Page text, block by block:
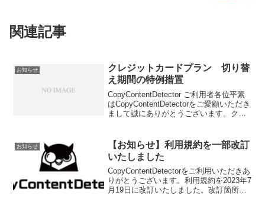
関連記事
お知らせ
クレジットカードプラン 切り替
え期間の特例措置
CopyContentDetector ご利用者各位平素
はCopyContentDetectorをご愛顧いただき
まして誠にありがとうございます。クレ
確認ください。以上、...
お知らせ
【お知らせ】利用規約を一部改訂
いたしました
CopyContentDetectorをご利用いただきあ
りがとうございます。利用規約を2023年7
月19日に改訂いたしました。改訂箇所第